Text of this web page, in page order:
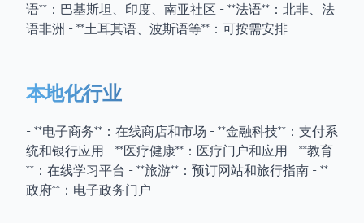
语**：巴基斯坦、印度、南亚社区 - **法语**：北非、法
语非洲 - **土耳其语、波斯语等**：可按需安排
本地化行业
- **电子商务**：在线商店和市场 - **金融科技**：支付系
统和银行应用 - **医疗健康**：医疗门户和应用 - **教育
**：在线学习平台 - **旅游**：预订网站和旅行指南 - **
政府**：电子政务门户